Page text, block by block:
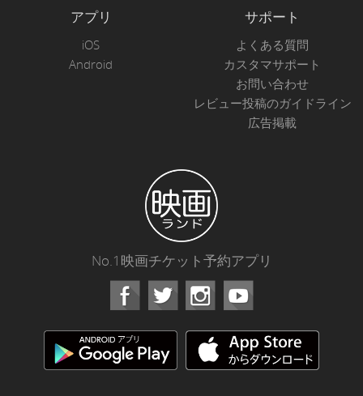
アプリ
iOS
Android
サポート
よくある質問
カスタマサポート
お問い合わせ
レビュー投稿のガイドライン
広告掲載
No.1映画チケット予約アプリ
Facebook Instagram